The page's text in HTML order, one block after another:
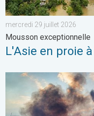
mercredi 29 juillet 2026
Mousson exceptionnelle
L'Asie en proie
Des feux font rage en